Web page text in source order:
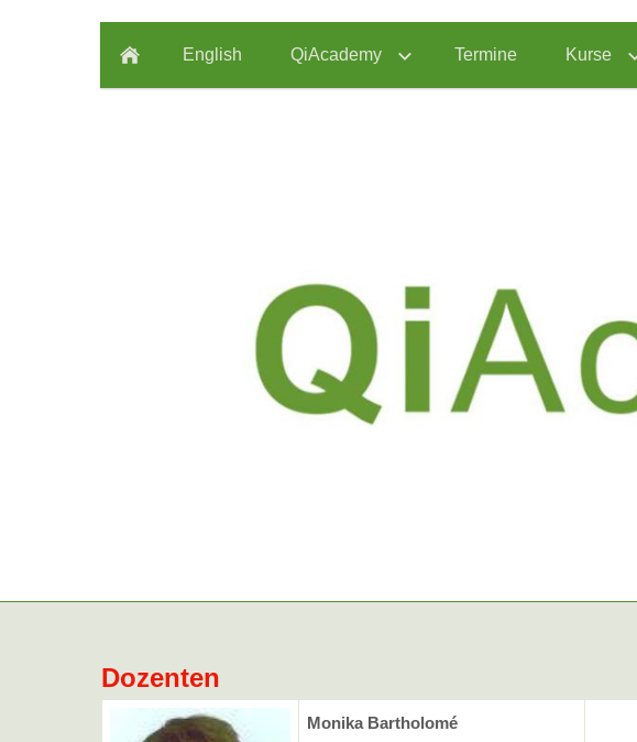
English QiAcademy Termine Kurse
Dozenten
Monika Bartholomé